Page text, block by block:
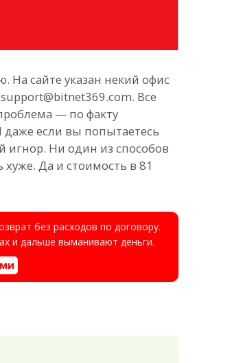
сайте указан некий офис
Все
— по факту
если вы попытаетесь
игнор. Ни один из способов
хуже. Да и стоимость в 81
без расходов по договору.
и дальше выманивают деньги.